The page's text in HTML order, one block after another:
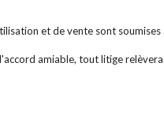
et de vente sont
amiable, tout litige